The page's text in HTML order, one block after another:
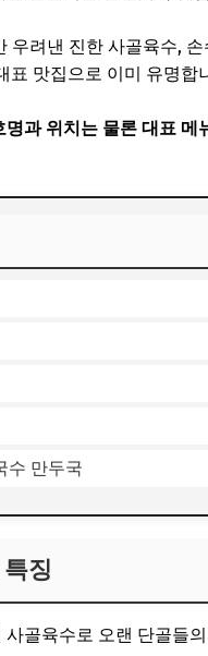
려낸 진한 사골육수,
표 맛집으로 이미 유명합
과 위치는 물론 대표 메
수 만두국
징
골육수로 오랜 단골들